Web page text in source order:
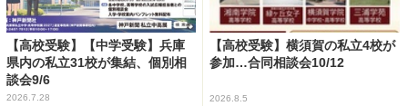
【高校受験】【中学受験】兵庫
県内の私立31校が集結、個別相
談会9/6
2026.7.28
【高校受験】横須賀の私立4校が
参加…合同相談会10/12
2026.8.5